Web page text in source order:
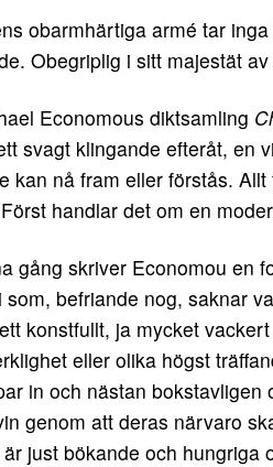
obarmhärtiga armé tar
Obegriplig i sitt majestät
Economous diktsamling
svagt klingande efteråt, en
kan nå fram eller förstås.
handlar det om en
gång skriver Economou en
som, befriande nog, saknar
konstfullt, ja mycket
eller olika högst
in och nästan
genom att deras närvaro
just bökande och hungriga